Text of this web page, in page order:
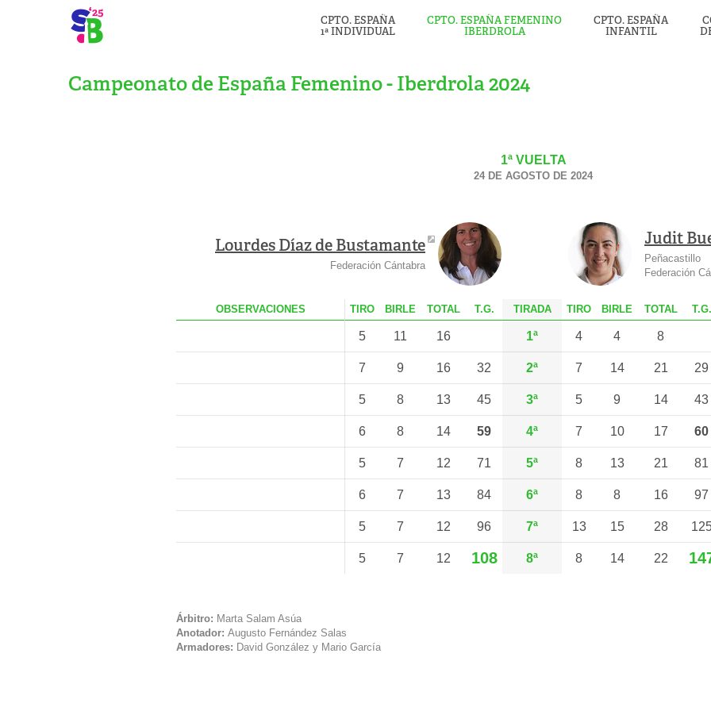
CPTO. ESPAÑA
1ª INDIVIDUAL
CPTO. ESPAÑA FEMENINO
IBERDROLA
CPTO. ESPAÑA
INFANTIL
Campeonato de España Femenino - Iberdrola 2024
1ª VUELTA
24 DE AGOSTO DE 2024
Lourdes Díaz de Bustamante
Federación Cántabra
Judit
Peñacastillo
Federación
OBS ERVACIONES T IRO B IRLE TOTAL T.G. TIRADA T IRO B IRLE TOTAL T.G.
5 11 16 1ª 4 4 8
7 9 16 32 2ª 7 14 21 29
5 8 13 45 3ª 5 9 14 43
6 8 14 59 4ª 7 10 17 60
5 7 12 71 5ª 8 13 21 81
6 7 13 84 6ª 8 8 16 97
5 7 12 96 7ª 13 15 28
5 7 12 108 8ª 8 14 22
Árbitro: Marta Salam Asúa
Anotador: Augusto Fernández Salas
Armadores: David González y Mario García